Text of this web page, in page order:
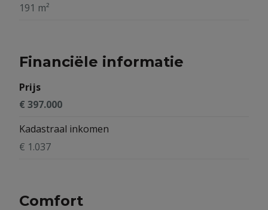
191 m²
Financiële informatie
Prijs
€ 397.000
Kadastraal inkomen
€ 1.037
Comfort